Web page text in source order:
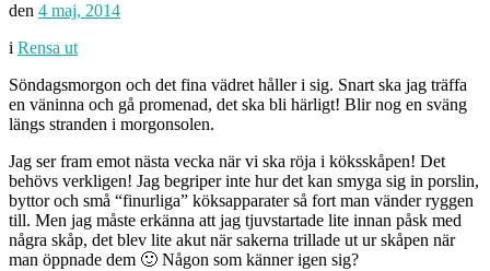
den 4 maj, 2014
i Rensa ut
Söndagsmorgon och det fina vädret håller i sig. Snart ska jag träffa
en väninna och gå promenad, det ska bli härligt! Blir nog en sväng
längs stranden i morgonsolen.
Jag ser fram emot nästa vecka när vi ska röja i köksskåpen! Det
behövs verkligen! Jag begriper inte hur det kan smyga sig in porslin,
byttor och små “finurliga” köksapparater så fort man vänder ryggen
till. Men jag måste erkänna att jag tjuvstartade lite innan påsk med
några skåp, det blev lite akut när sakerna trillade ut ur skåpen när
man öppnade dem 🙂 Någon som känner igen sig?